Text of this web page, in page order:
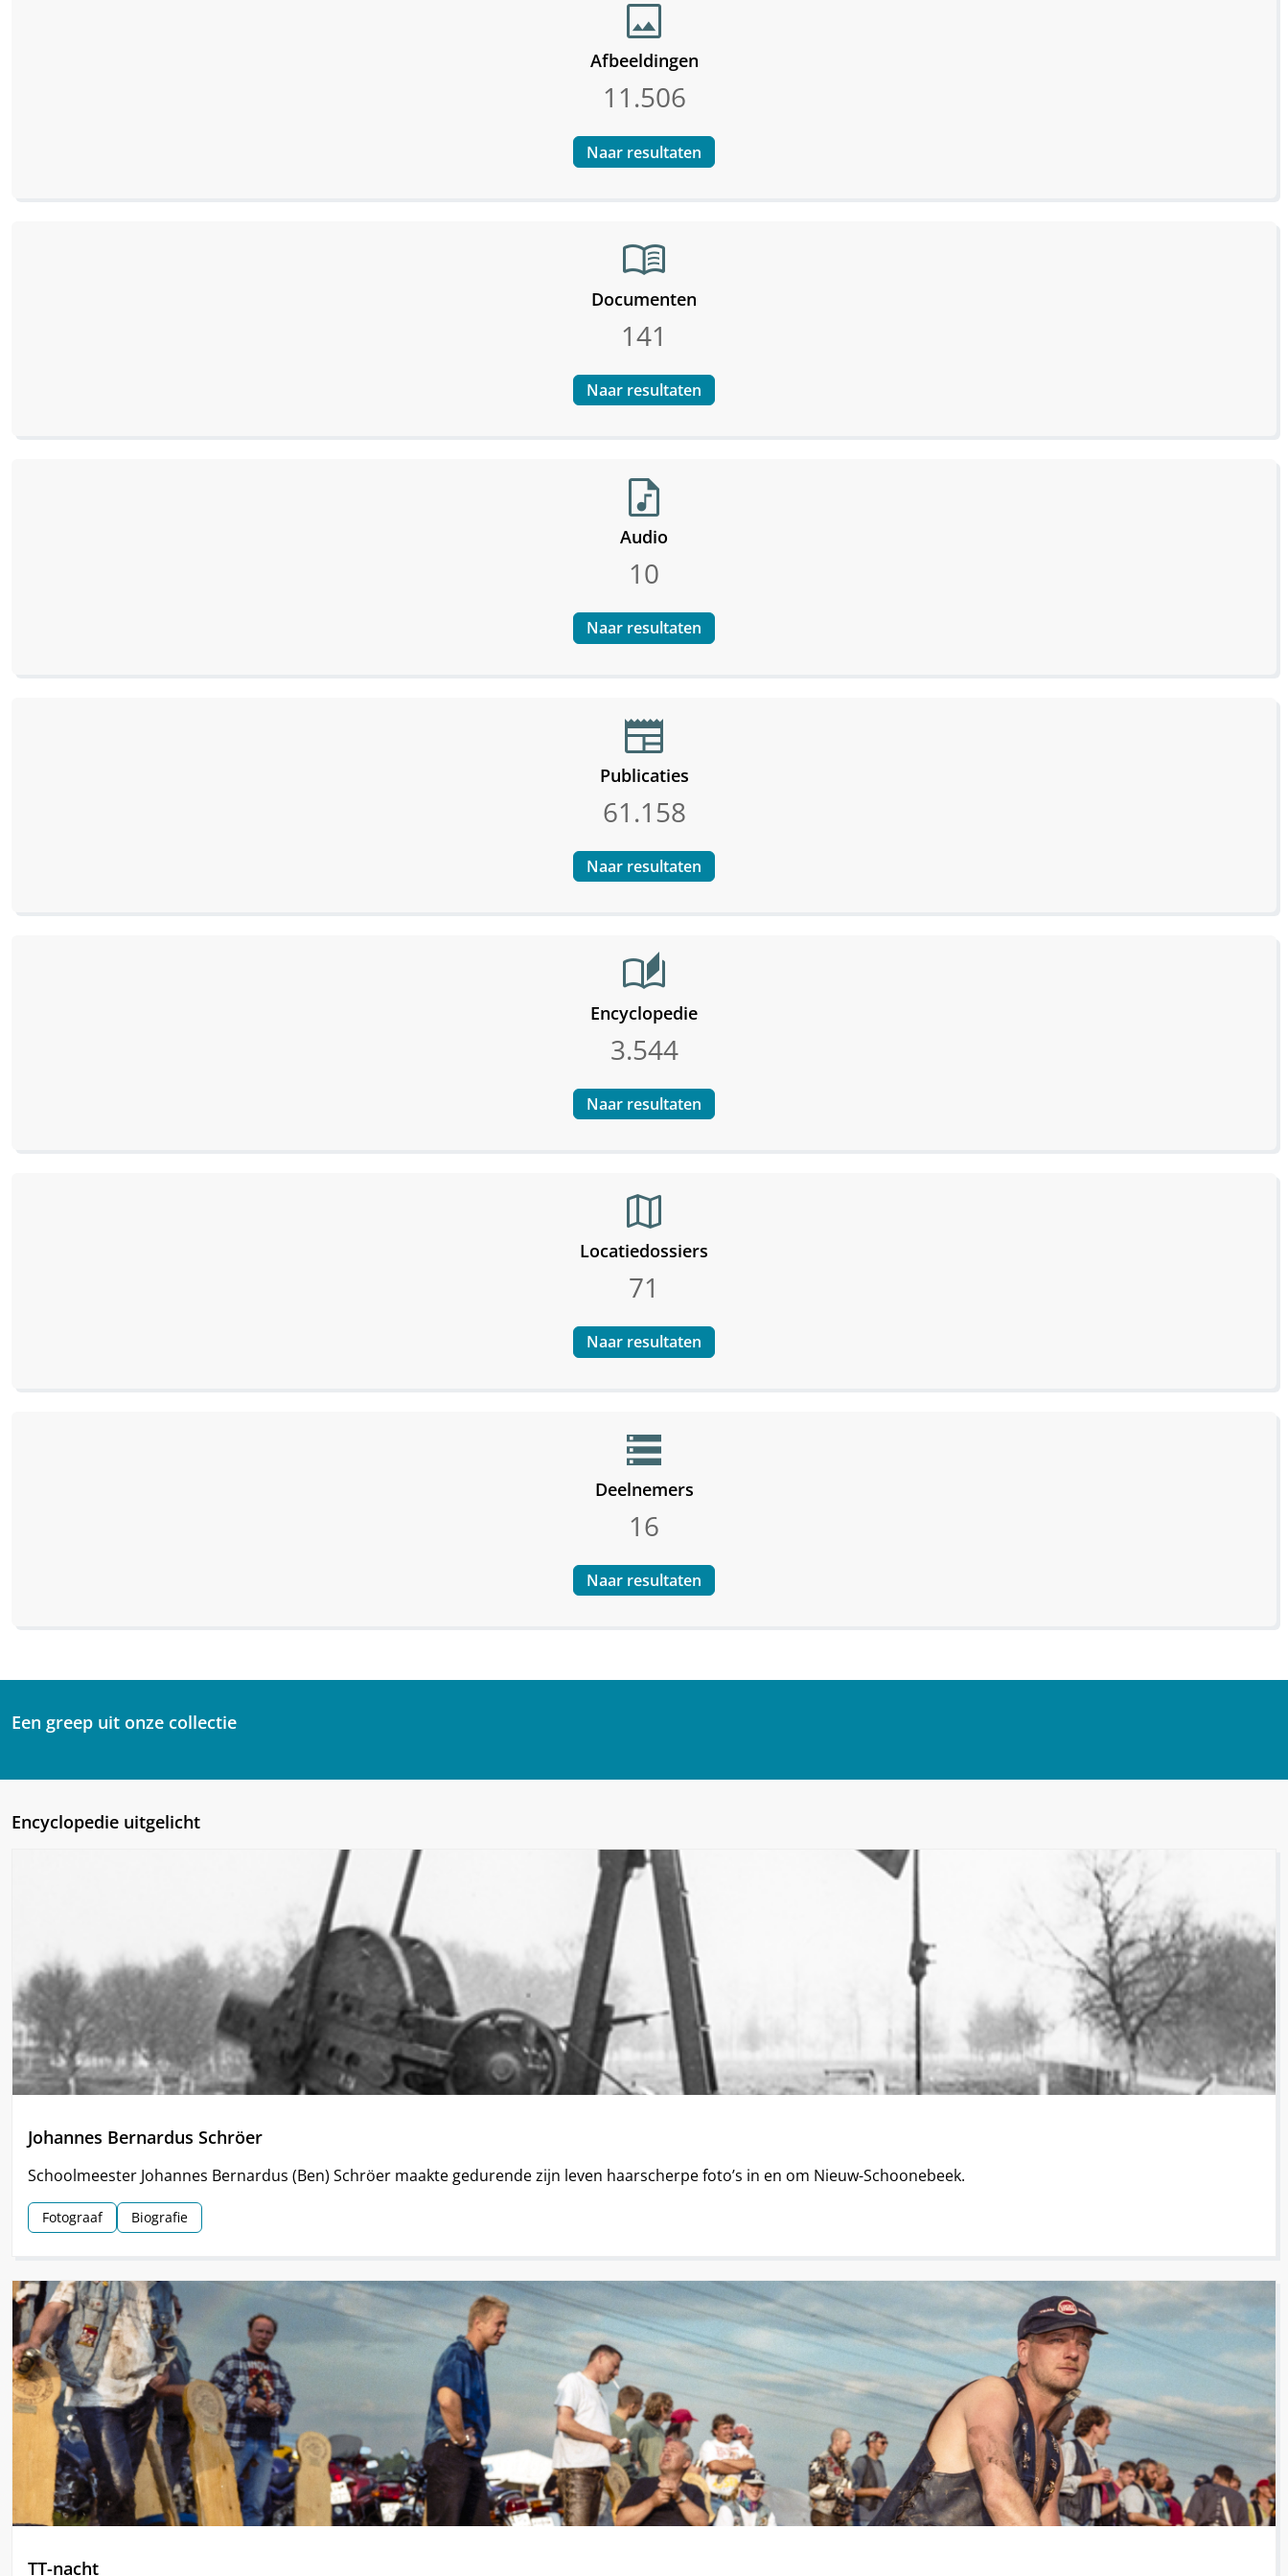
image
Afbeeldingen
11.506
Naar resultaten
menu_book
Documenten
141
Naar resultaten
audio_file
Audio
10
Naar resultaten
newspaper
Publicaties
61.158
Naar resultaten
auto_stories
Encyclopedie
3.544
Naar resultaten
map
Locatiedossiers
71
Naar resultaten
storage
Deelnemers
16
Naar resultaten
Een greep uit onze collectie
Encyclopedie uitgelicht
Johannes Bernardus Schröer
Schoolmeester Johannes Bernardus (Ben) Schröer maakte gedurende zijn leven haarscherpe foto’s in en om Nieuw-Schoonebeek.
Fotograaf Biografie
TT-nacht